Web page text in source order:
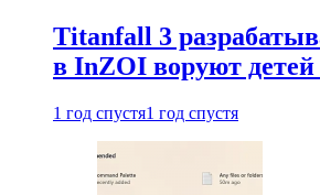
Titanfall 3
в InZOI воруют детей
1 год спустя1 год спустя